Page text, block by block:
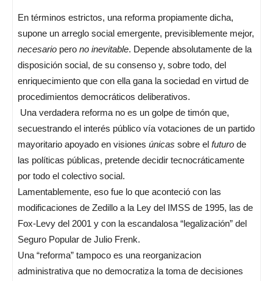
En términos estrictos, una reforma propiamente dicha,
supone un arreglo social emergente, previsiblemente mejor,
necesario pero no inevitable. Depende absolutamente de la
disposición social, de su consenso y, sobre todo, del
enriquecimiento que con ella gana la sociedad en virtud de
procedimientos democráticos deliberativos.
Una verdadera reforma no es un golpe de timón que,
secuestrando el interés público vía votaciones de un partido
mayoritario apoyado en visiones únicas sobre el futuro de
las políticas públicas, pretende decidir tecnocráticamente
por todo el colectivo social.
Lamentablemente, eso fue lo que aconteció con las
modificaciones de Zedillo a la Ley del IMSS de 1995, las de
Fox-Levy del 2001 y con la escandalosa “legalización” del
Seguro Popular de Julio Frenk.
Una “reforma” tampoco es una reorganizacion
administrativa que no democratiza la toma de decisiones